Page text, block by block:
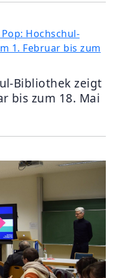
Bibliothek zeigt
bis zum 18. Mai